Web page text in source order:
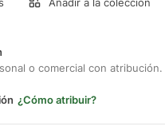
o comercial con atribución.
¿Cómo atribuir?